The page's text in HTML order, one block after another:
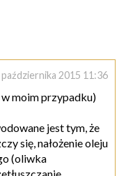
października 2015 11:36
moim przypadku)
jest tym, że
się, nałożenie oleju
(oliwka